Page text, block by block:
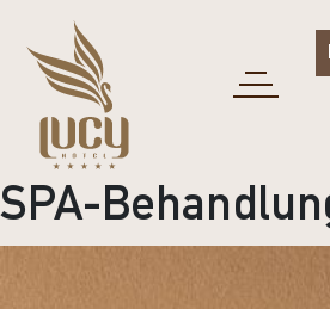
SPA-